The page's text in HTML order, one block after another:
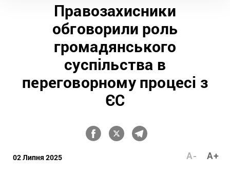
Правозахисники
обговорили роль
громадянського
суспільства в
переговорному процесі з
ЄС
02 Липня 2025 A+
A-